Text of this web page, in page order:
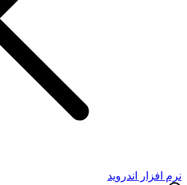
نرم افزار اندروید